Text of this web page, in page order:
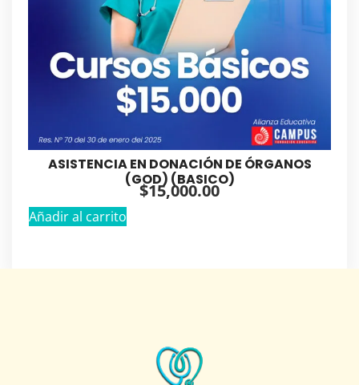
ASISTENCIA EN DONACIÓN DE ÓRGANOS
(GOD) (BASICO)
$15,000.00
Añadir al carrito